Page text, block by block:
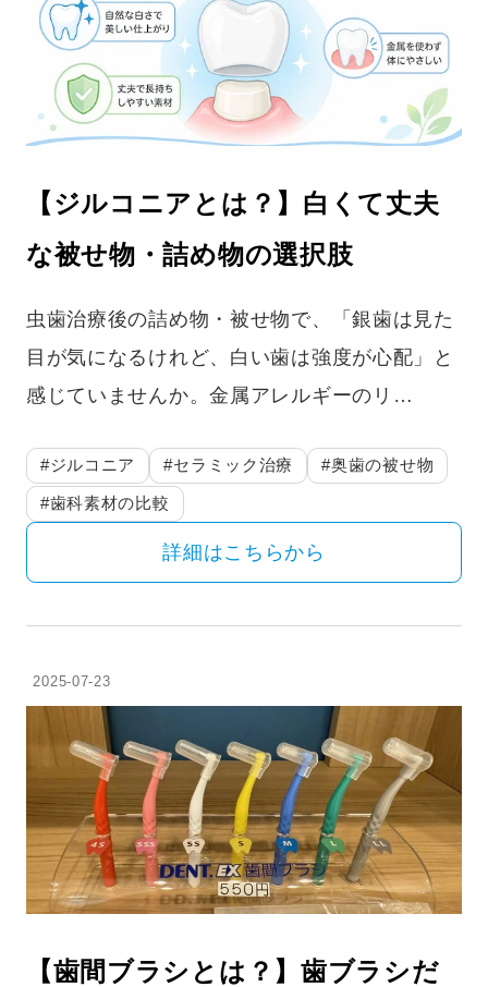
【ジルコニアとは？】白くて丈夫
な被せ物・詰め物の選択肢
虫歯治療後の詰め物・被せ物で、「銀歯は見た
目が気になるけれど、白い歯は強度が心配」と
感じていませんか。金属アレルギーのリ…
#ジルコニア #セラミック治療 #奥歯の被せ物
#歯科素材の比較
詳細はこちらから
2025-07-23
【歯間ブラシとは？】歯ブラシだ